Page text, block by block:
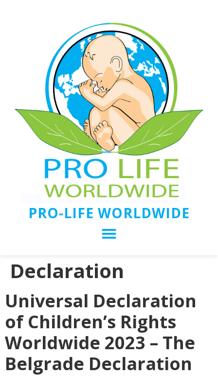
PRO-LIFE WORLDWIDE
Declaration
Universal Declaration
of Children’s Rights
Worldwide 2023 – The
Belgrade Declaration